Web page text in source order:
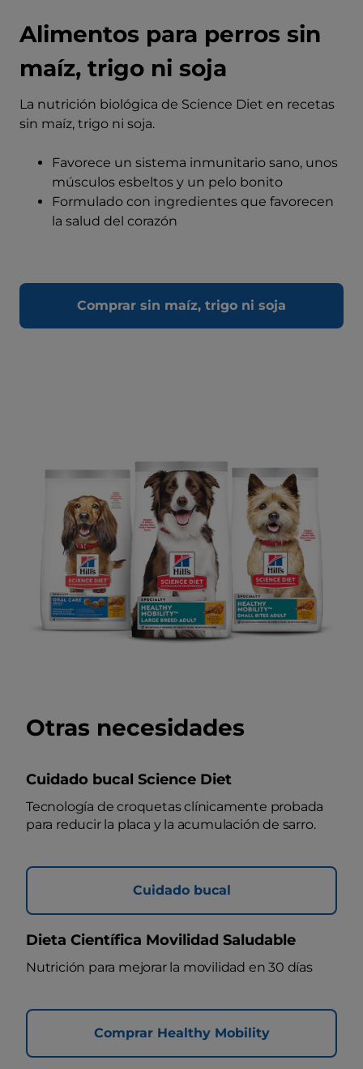
Alimentos para perros sin
maíz, trigo ni soja
La nutrición biológica de Science Diet en recetas
sin maíz, trigo ni soja.
Favorece un sistema inmunitario sano, unos
músculos esbeltos y un pelo bonito
Formulado con ingredientes que favorecen
la salud del corazón
Comprar sin maíz, trigo ni soja
Otras necesidades
Cuidado bucal Science Diet
Tecnología de croquetas clínicamente probada
para reducir la placa y la acumulación de sarro.
Cuidado bucal
Dieta Científica Movilidad Saludable
Nutrición para mejorar la movilidad en 30 días
Comprar Healthy Mobility